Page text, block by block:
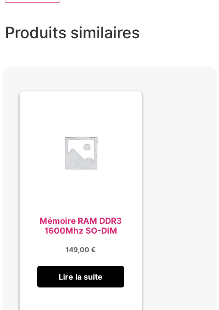
Produits similaires
Mémoire RAM DDR3
1600Mhz SO-DIM
149,00 €
Lire la suite